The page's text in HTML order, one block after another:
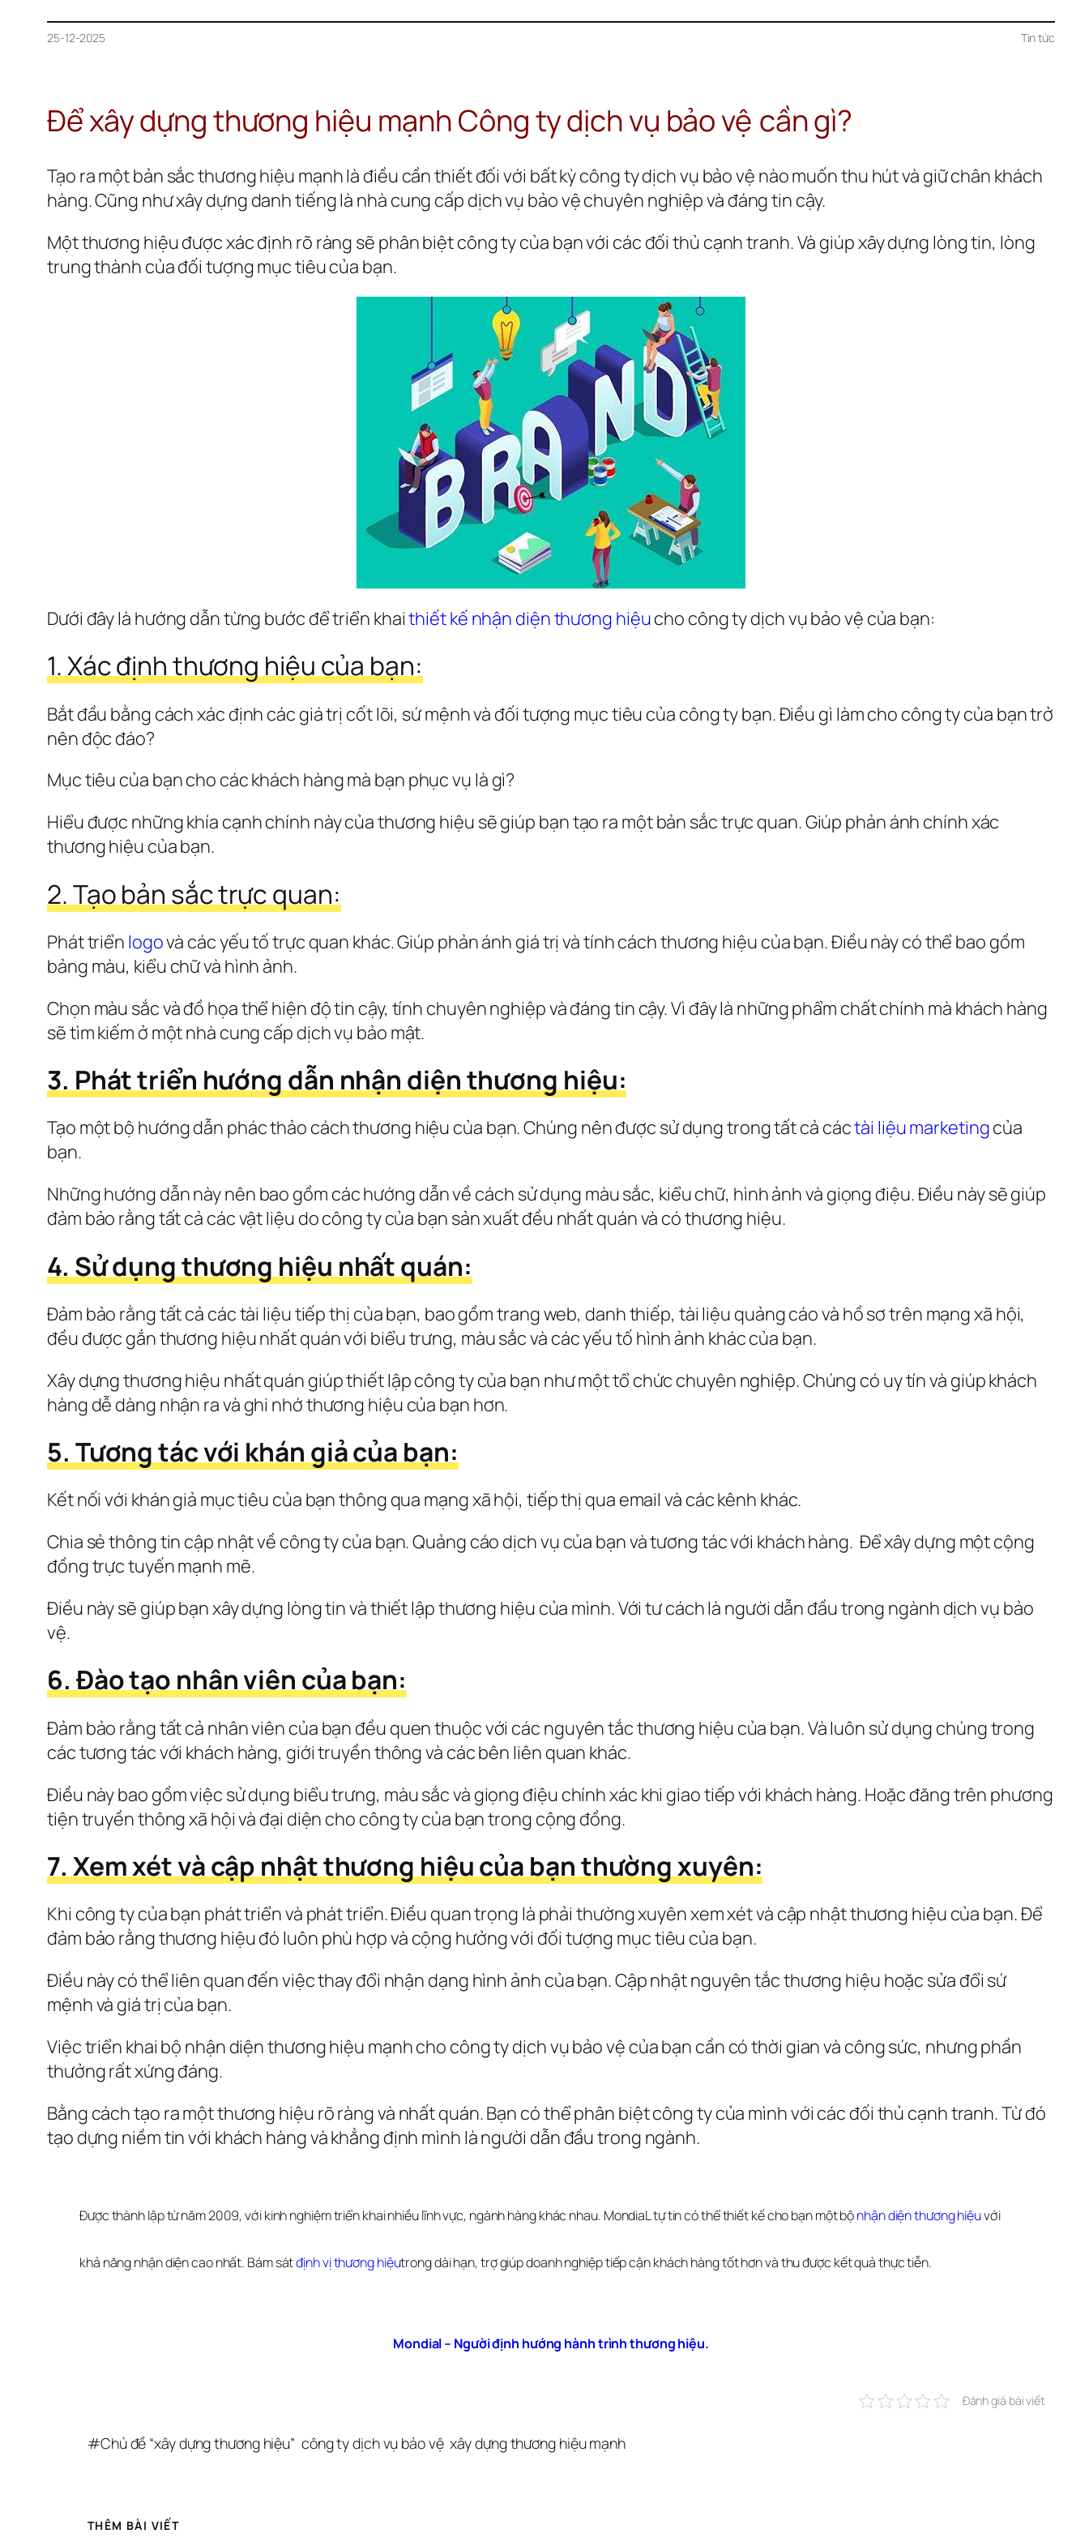
25-12-2025 Tin tức
Để xây dựng thương hiệu mạnh Công ty dịch vụ bảo vệ cần gì?
Tạo ra một bản sắc thương hiệu mạnh là điều cần thiết đối với bất kỳ công ty dịch vụ bảo vệ nào muốn thu hút và giữ chân khách
hàng. Cũng như xây dựng danh tiếng là nhà cung cấp dịch vụ bảo vệ chuyên nghiệp và đáng tin cậy.
Một thương hiệu được xác định rõ ràng sẽ phân biệt công ty của bạn với các đối thủ cạnh tranh. Và giúp xây dựng lòng tin, lòng
trung thành của đối tượng mục tiêu của bạn.
Dưới đây là hướng dẫn từng bước để triển khai thiết kế nhận diện thương hiệu cho công ty dịch vụ bảo vệ của bạn:
1. Xác định thương hiệu của bạn:
Bắt đầu bằng cách xác định các giá trị cốt lõi, sứ mệnh và đối tượng mục tiêu của công ty bạn. Điều gì làm cho công ty của bạn trở
nên độc đáo?
Mục tiêu của bạn cho các khách hàng mà bạn phục vụ là gì?
Hiểu được những khía cạnh chính này của thương hiệu sẽ giúp bạn tạo ra một bản sắc trực quan. Giúp phản ánh chính xác
thương hiệu của bạn.
2. Tạo bản sắc trực quan:
Phát triển logo và các yếu tố trực quan khác. Giúp phản ánh giá trị và tính cách thương hiệu của bạn. Điều này có thể bao gồm
bảng màu, kiểu chữ và hình ảnh.
Chọn màu sắc và đồ họa thể hiện độ tin cậy, tính chuyên nghiệp và đáng tin cậy. Vì đây là những phẩm chất chính mà khách hàng
sẽ tìm kiếm ở một nhà cung cấp dịch vụ bảo mật.
3. Phát triển hướng dẫn nhận diện thương hiệu:
Tạo một bộ hướng dẫn phác thảo cách thương hiệu của bạn. Chúng nên được sử dụng trong tất cả các tài liệu marketing của
bạn.
Những hướng dẫn này nên bao gồm các hướng dẫn về cách sử dụng màu sắc, kiểu chữ, hình ảnh và giọng điệu. Điều này sẽ giúp
đảm bảo rằng tất cả các vật liệu do công ty của bạn sản xuất đều nhất quán và có thương hiệu.
4. Sử dụng thương hiệu nhất quán:
Đảm bảo rằng tất cả các tài liệu tiếp thị của bạn, bao gồm trang web, danh thiếp, tài liệu quảng cáo và hồ sơ trên mạng xã hội,
đều được gắn thương hiệu nhất quán với biểu trưng, màu sắc và các yếu tố hình ảnh khác của bạn.
Xây dựng thương hiệu nhất quán giúp thiết lập công ty của bạn như một tổ chức chuyên nghiệp. Chúng có uy tín và giúp khách
hàng dễ dàng nhận ra và ghi nhớ thương hiệu của bạn hơn.
5. Tương tác với khán giả của bạn:
Kết nối với khán giả mục tiêu của bạn thông qua mạng xã hội, tiếp thị qua email và các kênh khác.
Chia sẻ thông tin cập nhật về công ty của bạn. Quảng cáo dịch vụ của bạn và tương tác với khách hàng.  Để xây dựng một cộng
đồng trực tuyến mạnh mẽ.
Điều này sẽ giúp bạn xây dựng lòng tin và thiết lập thương hiệu của mình. Với tư cách là người dẫn đầu trong ngành dịch vụ bảo
vệ.
6. Đào tạo nhân viên của bạn:
Đảm bảo rằng tất cả nhân viên của bạn đều quen thuộc với các nguyên tắc thương hiệu của bạn. Và luôn sử dụng chúng trong
các tương tác với khách hàng, giới truyền thông và các bên liên quan khác.
Điều này bao gồm việc sử dụng biểu trưng, màu sắc và giọng điệu chính xác khi giao tiếp với khách hàng. Hoặc đăng trên phương
tiện truyền thông xã hội và đại diện cho công ty của bạn trong cộng đồng.
7. Xem xét và cập nhật thương hiệu của bạn thường xuyên:
Khi công ty của bạn phát triển và phát triển. Điều quan trọng là phải thường xuyên xem xét và cập nhật thương hiệu của bạn. Để
đảm bảo rằng thương hiệu đó luôn phù hợp và cộng hưởng với đối tượng mục tiêu của bạn.
Điều này có thể liên quan đến việc thay đổi nhận dạng hình ảnh của bạn. Cập nhật nguyên tắc thương hiệu hoặc sửa đổi sứ
mệnh và giá trị của bạn.
Việc triển khai bộ nhận diện thương hiệu mạnh cho công ty dịch vụ bảo vệ của bạn cần có thời gian và công sức, nhưng phần
thưởng rất xứng đáng.
Bằng cách tạo ra một thương hiệu rõ ràng và nhất quán. Bạn có thể phân biệt công ty của mình với các đối thủ cạnh tranh. Từ đó
tạo dựng niềm tin với khách hàng và khẳng định mình là người dẫn đầu trong ngành.
Được thành lập từ năm 2009, với kinh nghiệm triển khai nhiều lĩnh vực, ngành hàng khác nhau. MondiaL tự tin có thể thiết kế cho bạn một bộ nhận diện thương hiệu với
khả năng nhận diện cao nhất. Bám sát định vị thương hiệutrong dài hạn, trợ giúp doanh nghiệp tiếp cận khách hàng tốt hơn và thu được kết quả thực tiễn.
Mondial – Người định hướng hành trình thương hiệu.
Đánh giá bài viết
#Chủ đề “xây dựng thương hiệu” công ty dịch vụ bảo vệ xây dựng thương hiệu mạnh
THÊM BÀI VIẾT